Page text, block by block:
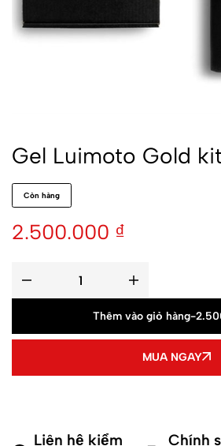
Gel Luimoto Gold
Còn hàng
2.500.000 ₫
Thêm vào giỏ hàng-
MUA NGAY
Liên hệ kiểm
Chính